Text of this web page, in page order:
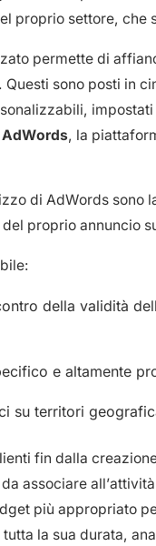
proprio settore,
permette di
sono posti in
AdWords, la
di AdWords sono
proprio annuncio
della validità
e altamente
su territori
fin dalla
associare
più appropriato
la sua durata,